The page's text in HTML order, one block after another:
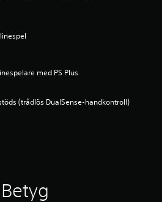
med PS Plus
(trådlös DualSense-handkontroll)
Betyg